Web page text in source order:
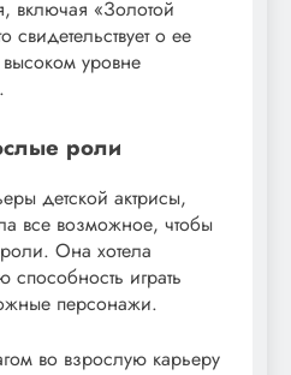
включая «Золотой
о ее
уровне
роли
детской актрисы,
все возможное, чтобы
Она хотела
способность играть
персонажи.
во взрослую карьеру